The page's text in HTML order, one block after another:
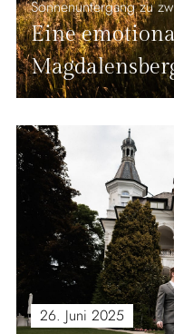
Sonnenuntergang zu
Eine
26. Juni 2025